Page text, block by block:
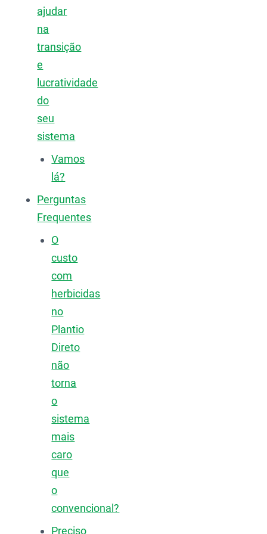
ajudar
na
transição
e
lucratividade
do
seu
sistema
Vamos
lá?
Perguntas
Frequentes
O
custo
com
herbicidas
no
Plantio
Direto
não
torna
o
sistema
mais
caro
que
o
convencional?
Preciso